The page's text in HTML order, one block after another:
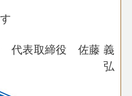
代表取締役 佐藤 義
弘